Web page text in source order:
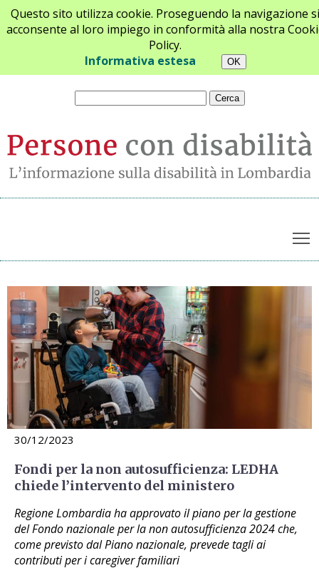
Questo sito utilizza cookie. Proseguendo la navigazione si
acconsente al loro impiego in conformità alla nostra
Policy.
Informativa estesa
Chi siamo Newsletter Contatti
Archivio notizie
30/12/2023
Fondi per la non autosufficienza: LEDHA
chiede l’intervento del ministero
Regione Lombardia ha approvato il piano per la gestione
del Fondo nazionale per la non autosufficienza 2024 che,
come previsto dal Piano nazionale, prevede tagli ai
contributi per i caregiver familiari